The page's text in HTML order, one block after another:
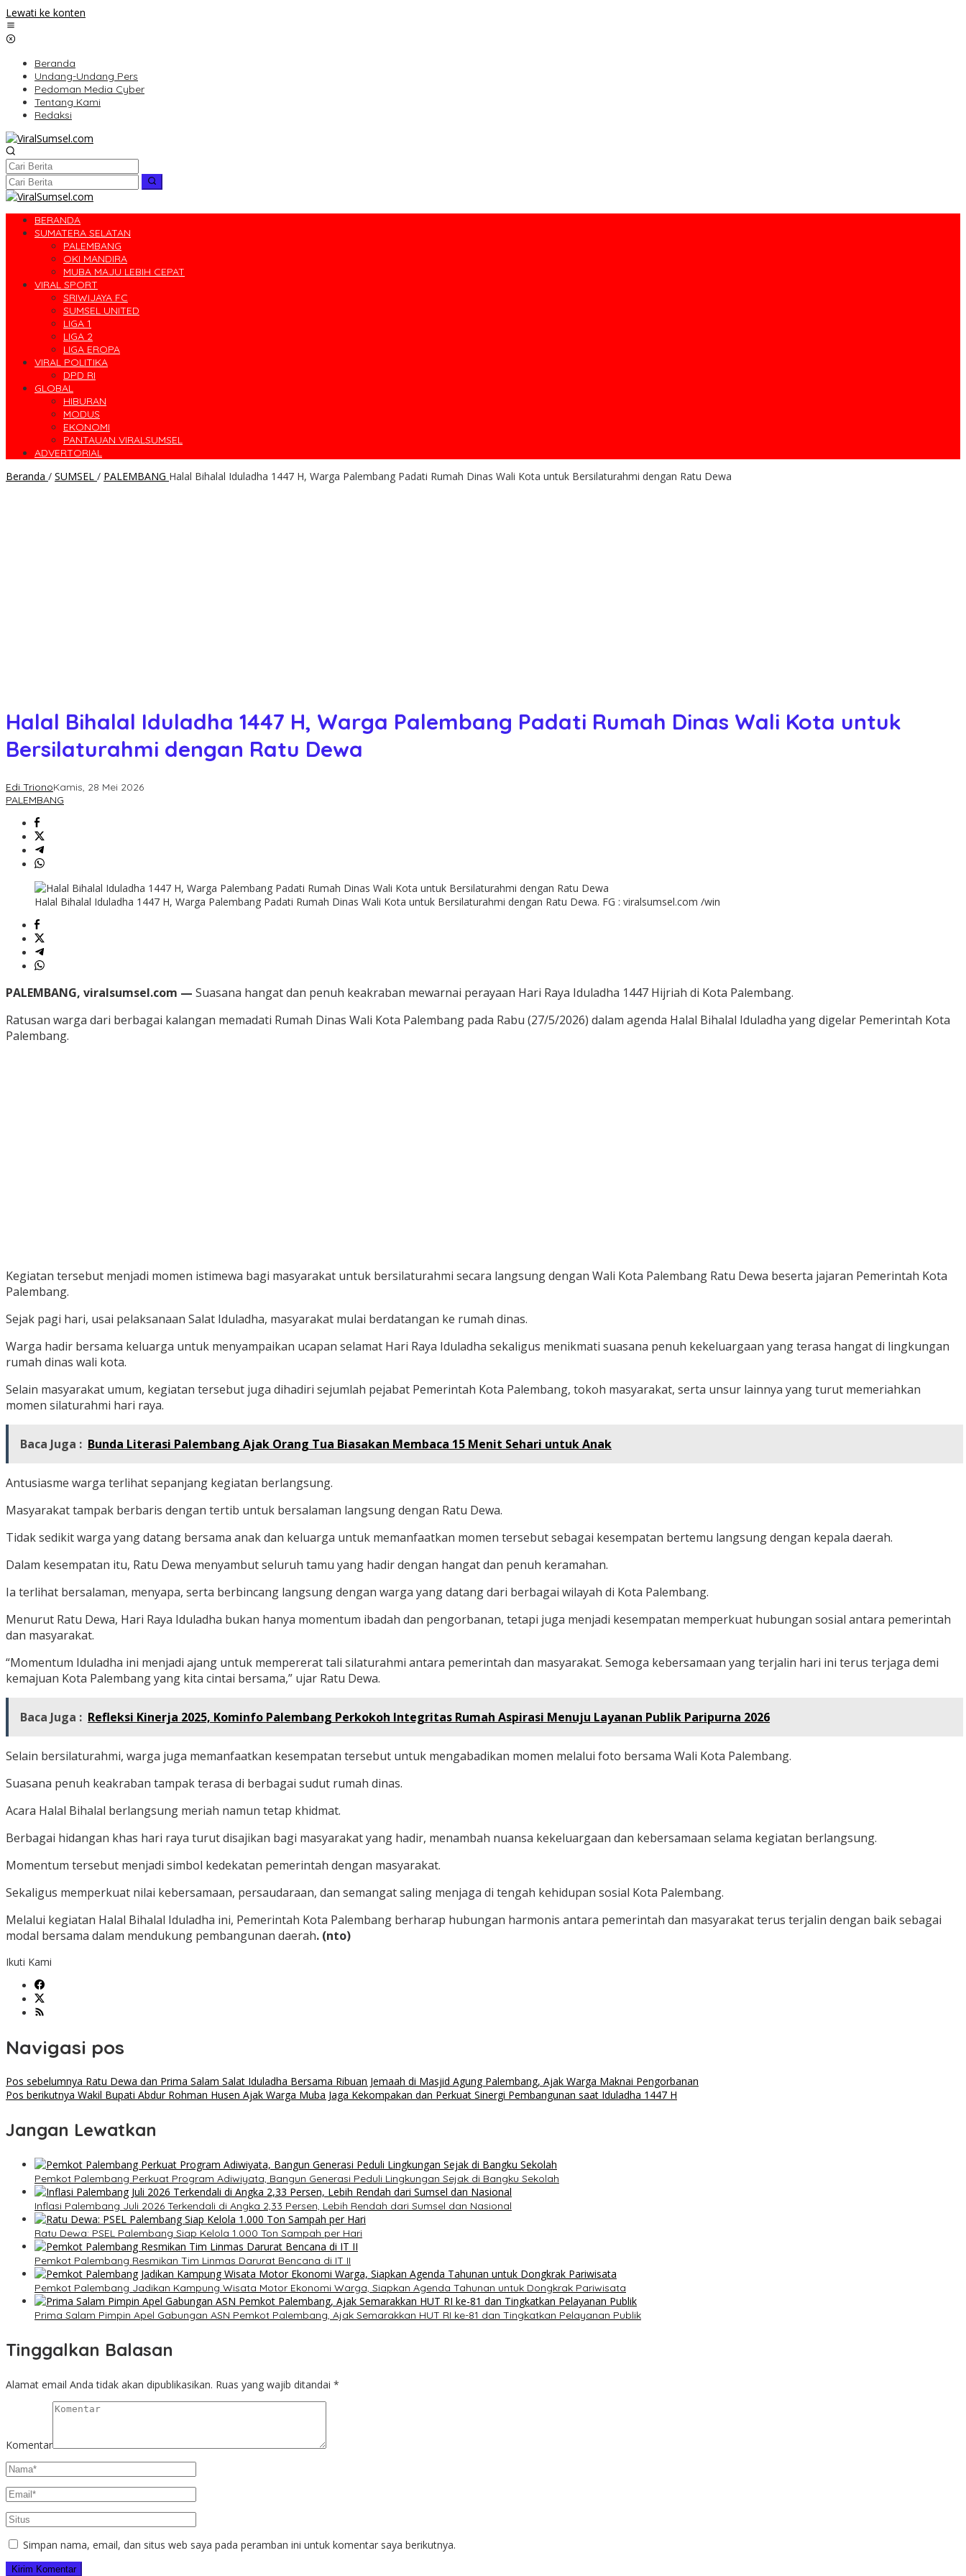
Lewati ke konten
Beranda
Undang-Undang Pers
Pedoman Media Cyber
Tentang Kami
Redaksi
BERANDA
SUMATERA SELATAN
PALEMBANG
OKI MANDIRA
MUBA MAJU LEBIH CEPAT
VIRAL SPORT
SRIWIJAYA FC
SUMSEL UNITED
LIGA 1
LIGA 2
LIGA EROPA
VIRAL POLITIKA
DPD RI
GLOBAL
HIBURAN
MODUS
EKONOMI
PANTAUAN VIRALSUMSEL
ADVERTORIAL
Beranda / SUMSEL / PALEMBANG Halal Bihalal Iduladha 1447 H, Warga Palembang Padati Rumah Dinas Wali Kota untuk Bersilaturahmi dengan Ratu Dewa
Halal Bihalal Iduladha 1447 H, Warga Palembang Padati Rumah Dinas Wali Kota untuk
Bersilaturahmi dengan Ratu Dewa
Edi TrionoKamis, 28 Mei 2026
PALEMBANG
Halal Bihalal Iduladha 1447 H, Warga Palembang Padati Rumah Dinas Wali Kota untuk Bersilaturahmi dengan Ratu Dewa. FG : viralsumsel.com /win
PALEMBANG, viralsumsel.com — Suasana hangat dan penuh keakraban mewarnai perayaan Hari Raya Iduladha 1447 Hijriah di Kota Palembang.
Ratusan warga dari berbagai kalangan memadati Rumah Dinas Wali Kota Palembang pada Rabu (27/5/2026) dalam agenda Halal Bihalal Iduladha yang digelar Pemerintah Kota
Palembang.
Kegiatan tersebut menjadi momen istimewa bagi masyarakat untuk bersilaturahmi secara langsung dengan Wali Kota Palembang Ratu Dewa beserta jajaran Pemerintah Kota
Palembang.
Sejak pagi hari, usai pelaksanaan Salat Iduladha, masyarakat mulai berdatangan ke rumah dinas.
Warga hadir bersama keluarga untuk menyampaikan ucapan selamat Hari Raya Iduladha sekaligus menikmati suasana penuh kekeluargaan yang terasa hangat di lingkungan
rumah dinas wali kota.
Selain masyarakat umum, kegiatan tersebut juga dihadiri sejumlah pejabat Pemerintah Kota Palembang, tokoh masyarakat, serta unsur lainnya yang turut memeriahkan
momen silaturahmi hari raya.
Baca Juga : Bunda Literasi Palembang Ajak Orang Tua Biasakan Membaca 15 Menit Sehari untuk Anak
Antusiasme warga terlihat sepanjang kegiatan berlangsung.
Masyarakat tampak berbaris dengan tertib untuk bersalaman langsung dengan Ratu Dewa.
Tidak sedikit warga yang datang bersama anak dan keluarga untuk memanfaatkan momen tersebut sebagai kesempatan bertemu langsung dengan kepala daerah.
Dalam kesempatan itu, Ratu Dewa menyambut seluruh tamu yang hadir dengan hangat dan penuh keramahan.
Ia terlihat bersalaman, menyapa, serta berbincang langsung dengan warga yang datang dari berbagai wilayah di Kota Palembang.
Menurut Ratu Dewa, Hari Raya Iduladha bukan hanya momentum ibadah dan pengorbanan, tetapi juga menjadi kesempatan memperkuat hubungan sosial antara pemerintah
dan masyarakat.
“Momentum Iduladha ini menjadi ajang untuk mempererat tali silaturahmi antara pemerintah dan masyarakat. Semoga kebersamaan yang terjalin hari ini terus terjaga demi
kemajuan Kota Palembang yang kita cintai bersama,” ujar Ratu Dewa.
Baca Juga : Refleksi Kinerja 2025, Kominfo Palembang Perkokoh Integritas Rumah Aspirasi Menuju Layanan Publik Paripurna 2026
Selain bersilaturahmi, warga juga memanfaatkan kesempatan tersebut untuk mengabadikan momen melalui foto bersama Wali Kota Palembang.
Suasana penuh keakraban tampak terasa di berbagai sudut rumah dinas.
Acara Halal Bihalal berlangsung meriah namun tetap khidmat.
Berbagai hidangan khas hari raya turut disajikan bagi masyarakat yang hadir, menambah nuansa kekeluargaan dan kebersamaan selama kegiatan berlangsung.
Momentum tersebut menjadi simbol kedekatan pemerintah dengan masyarakat.
Sekaligus memperkuat nilai kebersamaan, persaudaraan, dan semangat saling menjaga di tengah kehidupan sosial Kota Palembang.
Melalui kegiatan Halal Bihalal Iduladha ini, Pemerintah Kota Palembang berharap hubungan harmonis antara pemerintah dan masyarakat terus terjalin dengan baik sebagai
modal bersama dalam mendukung pembangunan daerah. (nto)
Ikuti Kami
Navigasi pos
Pos sebelumnya Ratu Dewa dan Prima Salam Salat Iduladha Bersama Ribuan Jemaah di Masjid Agung Palembang, Ajak Warga Maknai Pengorbanan
Pos berikutnya Wakil Bupati Abdur Rohman Husen Ajak Warga Muba Jaga Kekompakan dan Perkuat Sinergi Pembangunan saat Iduladha 1447 H
Jangan Lewatkan
Pemkot Palembang Perkuat Program Adiwiyata, Bangun Generasi Peduli Lingkungan Sejak di Bangku Sekolah
Inflasi Palembang Juli 2026 Terkendali di Angka 2,33 Persen, Lebih Rendah dari Sumsel dan Nasional
Ratu Dewa: PSEL Palembang Siap Kelola 1.000 Ton Sampah per Hari
Pemkot Palembang Resmikan Tim Linmas Darurat Bencana di IT II
Pemkot Palembang Jadikan Kampung Wisata Motor Ekonomi Warga, Siapkan Agenda Tahunan untuk Dongkrak Pariwisata
Prima Salam Pimpin Apel Gabungan ASN Pemkot Palembang, Ajak Semarakkan HUT RI ke-81 dan Tingkatkan Pelayanan Publik
Tinggalkan Balasan
Alamat email Anda tidak akan dipublikasikan. Ruas yang wajib ditandai *
Komentar
Simpan nama, email, dan situs web saya pada peramban ini untuk komentar saya berikutnya.